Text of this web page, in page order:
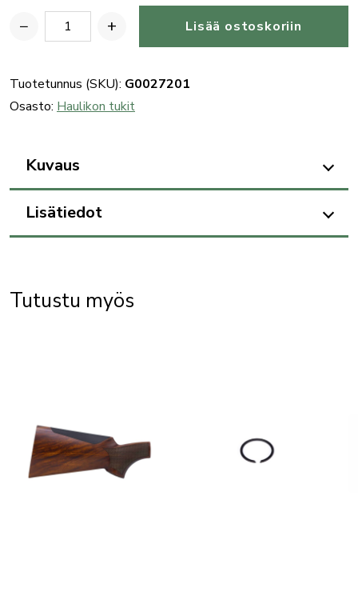
−
Benelli
haulikon
peränsäätöpala
määrä
+ Lisää ostoskoriin
Tuotetunnus (SKU): G0027201
Osasto: Haulikon tukit
Kuvaus
Lisätiedot
Tutustu myös